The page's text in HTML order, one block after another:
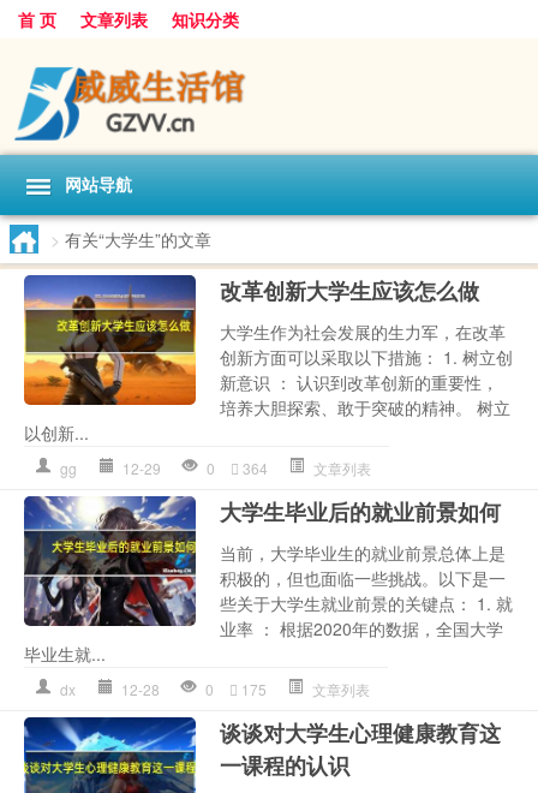
首 页 文章列表 知识分类
网站导航
> 有关“大学生”的文章
改革创新大学生应该怎么做
大学生作为社会发展的生力军，在改革
创新方面可以采取以下措施： 1. 树立创
新意识 ： 认识到改革创新的重要性，
培养大胆探索、敢于突破的精神。 树立
以创新...
gg 12-29 0 364 文章列表
大学生毕业后的就业前景如何
当前，大学毕业生的就业前景总体上是
积极的，但也面临一些挑战。以下是一
些关于大学生就业前景的关键点： 1. 就
业率 ： 根据2020年的数据，全国大学
毕业生就...
dx 12-28 0 175 文章列表
谈谈对大学生心理健康教育这
一课程的认识